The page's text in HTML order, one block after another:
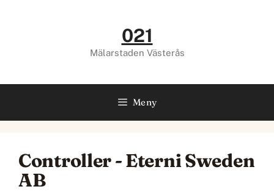
021
Mälarstaden Västerås
Meny
Controller - Eterni Sweden
AB